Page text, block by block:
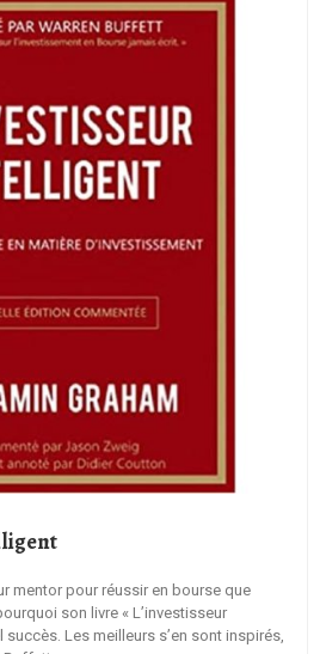
mentor pour réussir en bourse que
son livre « L’investisseur
Les meilleurs s’en sont inspirés,